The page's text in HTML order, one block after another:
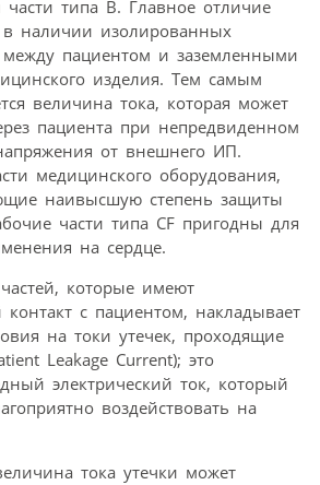
типа В. Главное отличие
в наличии изолированных
пациентом и заземленными
изделия. Тем самым
величина тока, которая может
пациента при непредвиденном
от внешнего ИП.
медицинского оборудования,
наивысшую степень защиты
части типа CF пригодны для
на сердце.
которые имеют
контакт с пациентом, накладывает
на токи утечек, проходящие
Leakage Current); это
электрический ток, который
воздействовать на
тока утечки может